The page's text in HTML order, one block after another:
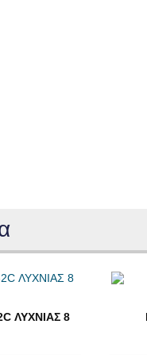
ΛΥΧΝΙΑΣ 8